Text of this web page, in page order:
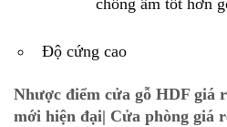
chống ẩm tốt hơn
Độ cứng cao
Nhược điểm cửa gỗ HDF giá
mới hiện đại| Cửa phòng giá